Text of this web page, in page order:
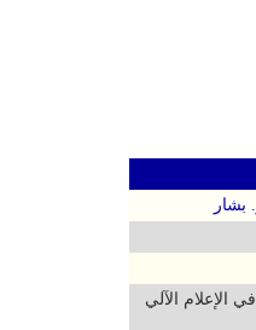
بشار
الإعلام الآلي